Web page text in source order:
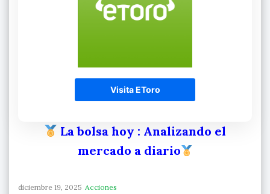
Visita EToro
La bolsa hoy : Analizando el
mercado a diario
diciembre 19, 2025 Acciones